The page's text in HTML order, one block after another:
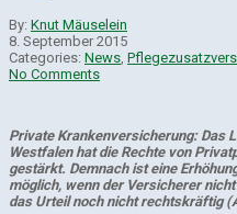
By: Knut Mäuselein
8. September 2015
Categories: News
No Comments
Private Krankenversicherung: Das
Westfalen hat die Rechte von
gestärkt. Demnach ist eine
möglich, wenn der Versicherer
das Urteil noch nicht rechtskräftig